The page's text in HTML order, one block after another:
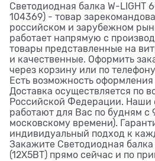
Светодиодная балка W-LIGHT
104369) - товар
российском и зарубежном
работает напрямую с
товары представленные на
и качественные. Оформить
через корзину или по
Есть возможность
Доставка осуществляется по
Российской Федерации. Наши
работают для Вас по будням с
московскому времени).
индивидуальный подход к
Закажите Светодиодная балка
(12Х5ВТ) прямо сейчас и по